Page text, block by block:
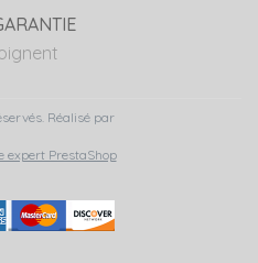
Réalisé par
expert PrestaShop